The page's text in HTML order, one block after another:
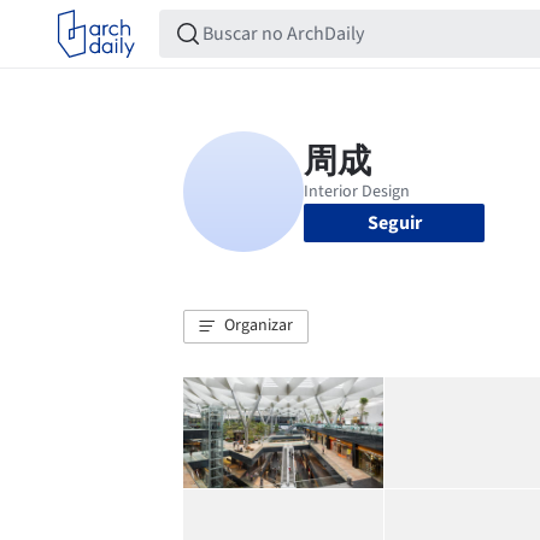
Seguir
Organizar